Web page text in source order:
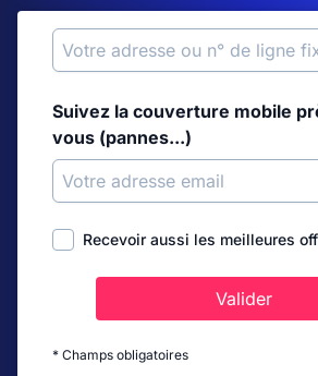
Suivez la couverture mobile
vous (pannes...)
Recevoir aussi les meilleures
Valider
* Champs obligatoires